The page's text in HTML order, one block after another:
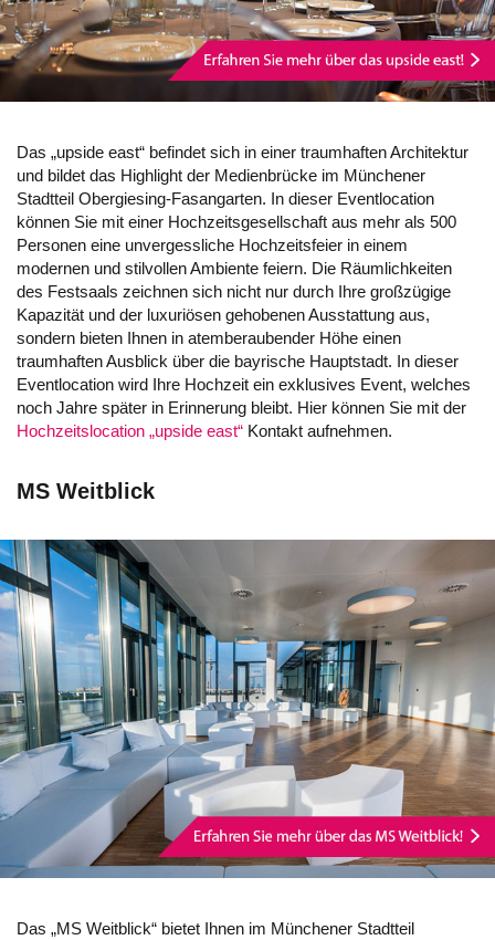
Das „upside east“ befindet sich in einer traumhaften Architektur
und bildet das Highlight der Medienbrücke im Münchener
Stadtteil Obergiesing-Fasangarten. In dieser Eventlocation
können Sie mit einer Hochzeitsgesellschaft aus mehr als 500
Personen eine unvergessliche Hochzeitsfeier in einem
modernen und stilvollen Ambiente feiern. Die Räumlichkeiten
des Festsaals zeichnen sich nicht nur durch Ihre großzügige
Kapazität und der luxuriösen gehobenen Ausstattung aus,
sondern bieten Ihnen in atemberaubender Höhe einen
traumhaften Ausblick über die bayrische Hauptstadt. In dieser
Eventlocation wird Ihre Hochzeit ein exklusives Event, welches
noch Jahre später in Erinnerung bleibt. Hier können Sie mit der
Hochzeitslocation „upside east“ Kontakt aufnehmen.
MS Weitblick
Das „MS Weitblick“ bietet Ihnen im Münchener Stadtteil